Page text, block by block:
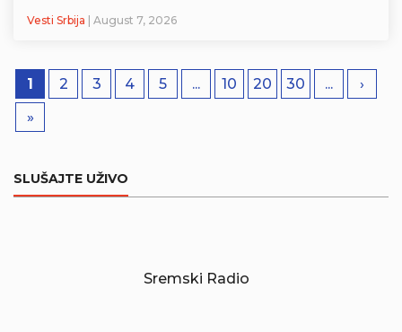
Vesti Srbija | August 7, 2026
1 2 3 4 5 ... 10 20 30 ...
›
»
SLUŠAJTE UŽIVO
Sremski Radio